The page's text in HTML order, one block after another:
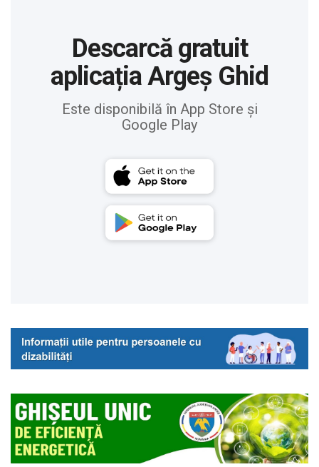
Descarcă gratuit
aplicația Argeș Ghid
Este disponibilă în App Store și
Google Play